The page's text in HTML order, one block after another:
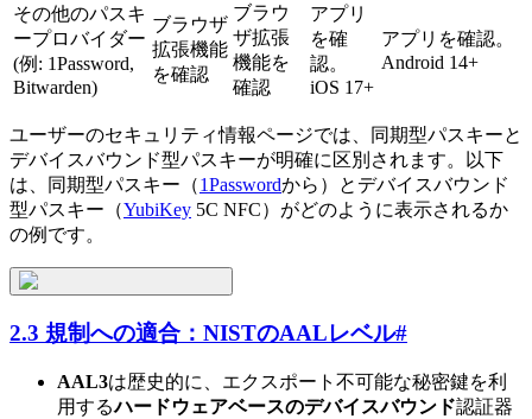
その他のパスキ
ープロバイダー
(例: 1Password,
Bitwarden)
ブラウザ
拡張機能
を確認
ブラウ
ザ拡張
機能を
確認
アプリ
を確
認。
iOS 17+
アプリを確認。
Android 14+
ユーザーのセキュリティ情報ページでは、同期型パスキーと
デバイスバウンド型パスキーが明確に区別されます。以下
は、同期型パスキー（1Passwordから）とデバイスバウンド
型パスキー（YubiKey 5C NFC）がどのように表示されるか
の例です。
2.3 規制への適合：NISTのAALレベル#
AAL3は歴史的に、エクスポート不可能な秘密鍵を利
用するハードウェアベースのデバイスバウンド認証器